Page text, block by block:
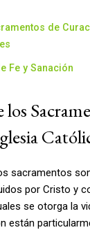
de
Fe y Sanación
sacramentos
por Cristo y
se otorga la
están